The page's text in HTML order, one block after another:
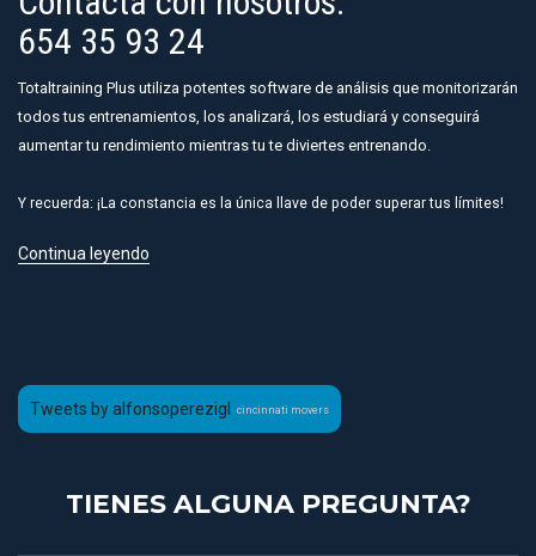
654 35 93 24
Totaltraining Plus utiliza potentes software de análisis que monitorizarán
todos tus entrenamientos, los analizará, los estudiará y conseguirá
aumentar tu rendimiento mientras tu te diviertes entrenando.
Y recuerda: ¡La constancia es la única llave de poder superar tus límites!
Continua leyendo
Tweets by alfonsoperezigl cincinnati movers
TIENES ALGUNA PREGUNTA?